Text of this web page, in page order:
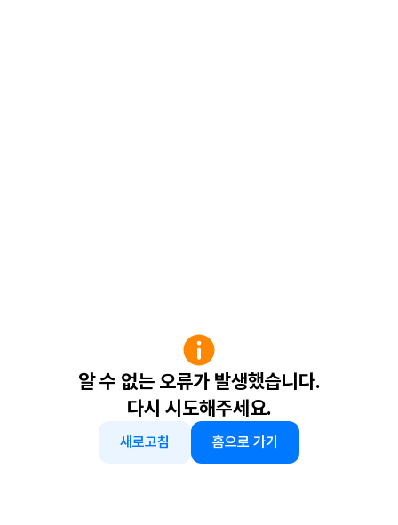
알 수 없는 오류가 발생했습니다.
다시 시도해주세요.
새로고침 홈으로 가기